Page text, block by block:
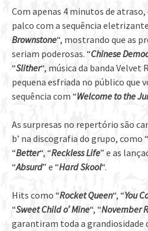
Com apenas 4 minutos de atraso,
palco com a sequência
Brownstone“, mostrando que as
seriam poderosas. “Chinese
“Slither“, música da banda Velvet
pequena esfriada no público que
sequência com “Welcome to the
As surpresas no repertório são
b’ na discografia do grupo, como “
“Better“, “Reckless Life” e as
“Absurd” e “Hard Skool“.
Hits como “Rocket Queen“, “You
“Sweet Child o’ Mine“, “November
garantiram toda a grandiosidade